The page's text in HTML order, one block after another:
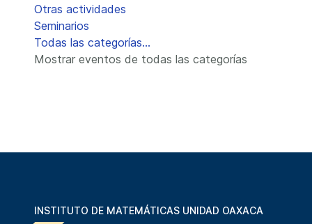
Otras actividades
Seminarios
Todas las categorías...
Mostrar eventos de todas las categorías
INSTITUTO DE MATEMÁTICAS UNIDAD OAXACA